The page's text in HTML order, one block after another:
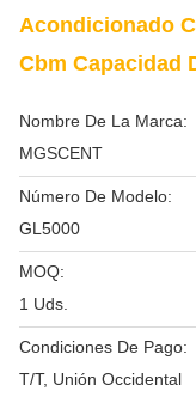
Acondicionado
Cbm Capacidad
Nombre De La Marca:
MGSCENT
Número De Modelo:
GL5000
MOQ:
1 Uds.
Condiciones De Pago:
T/T, Unión Occidental